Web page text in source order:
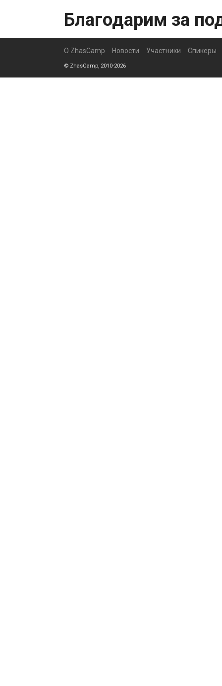
Благодарим за
О ZhasCamp Новости Участники Спикеры
© ZhasCamp, 2010-2026